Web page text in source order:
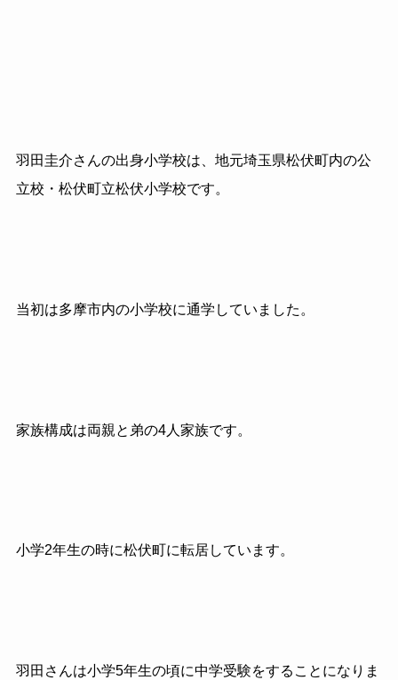
羽田圭介さんの出身小学校は、地元埼玉県松伏町内の公
立校・松伏町立松伏小学校です。
当初は多摩市内の小学校に通学していました。
家族構成は両親と弟の4人家族です。
小学2年生の時に松伏町に転居しています。
羽田さんは小学5年生の頃に中学受験をすることになりま